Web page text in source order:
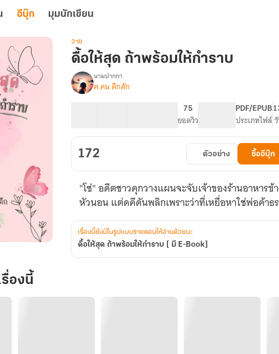
อีบุ๊ก มุมนักเขียน
วาย
ดื้อให้สุด ถ้าพร้อมให้กำราบ
เรื่อง
ดื้อ
พร้อม
กำราบ
[
Book]
นามปากกา
ฅ.คน คึกคัก
75
ยอดวิว
PDF/EPUB
ประเภทไฟล์
172 ตัวอย่าง ซื้ออีบุ๊ก
"โซ่" อดีตชาวคุกวางแผนจะจับเจ้าของร้านอาหาร
หัวนอน แต่ดคีดันพลิกเพราะว่าที่เหยื่อหาใช่พ่อค้าธ
เรื่องนี้ยังมีในรูปแบบรายตอนให้อ่านด้วยนะ
ดื้อให้สุด ถ้าพร้อมให้กำราบ [ มี E-Book]
องนี้